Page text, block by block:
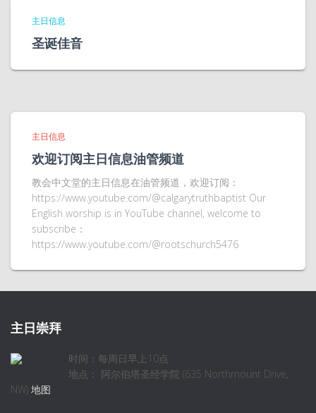
主日信息
圣诞佳音
主日信息
欢迎订阅主日信息油管频道
教会中文堂的主日信息在油管频道，欢迎订阅：
https://www.youtube.com/@calgarytruthbaptist Our
English worship is in YouTube channel, welcome to
subscribe：
https://www.youtube.com/@rootschurch5476
主日崇拜
时间：每周日早上10点
地点： 阿尔伯塔圣经学院 (635 Northmount Drive,
NW) 地图